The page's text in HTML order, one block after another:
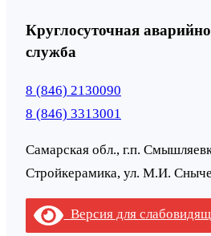
Круглосуточная
служба
8 (846) 2130090
8 (846) 3313001
Самарская обл., г.п.
Стройкерамика, ул. М.И.
Версия для